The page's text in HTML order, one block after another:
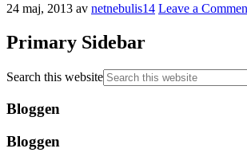
24 maj, 2013 av netnebulis14 Leave a
Primary Sidebar
Search this website
Bloggen
Bloggen